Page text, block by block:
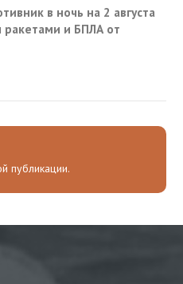
в ночь на 2 августа
ракетами и БПЛА от
публикации.